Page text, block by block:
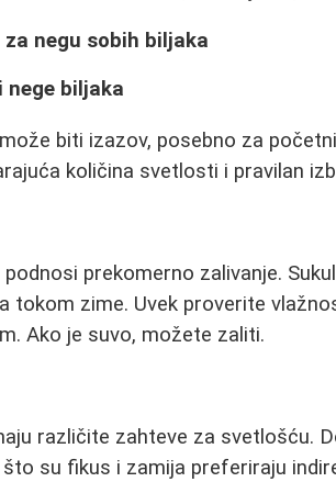
negu sobih biljaka
nege biljaka
biti izazov, posebno za
količina svetlosti i pravilan
podnosi prekomerno zalivanje.
tokom zime. Uvek proverite
Ako je suvo, možete zaliti.
različite zahteve za svetlošću.
što su fikus i zamija preferiraju